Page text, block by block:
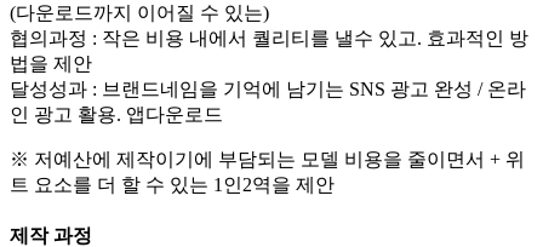
(다운로드까지 이어질 수 있는)
협의과정 : 작은 비용 내에서 퀄리티를 낼수 있고. 효과적인 방
법을 제안
달성성과 : 브랜드네임을 기억에 남기는 SNS 광고 완성 / 온라
인 광고 활용. 앱다운로드
※ 저예산에 제작이기에 부담되는 모델 비용을 줄이면서 + 위
트 요소를 더 할 수 있는 1인2역을 제안
제작 과정